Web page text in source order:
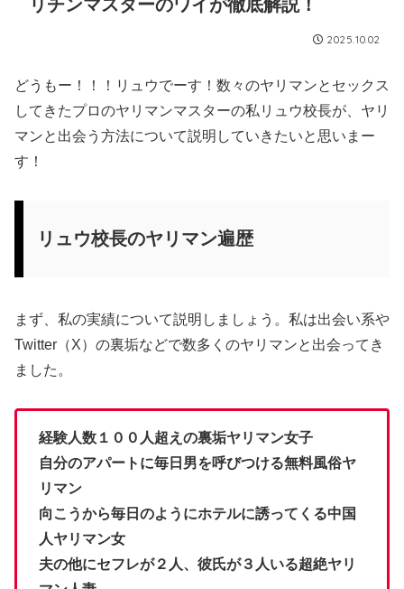
リチンマスターのワイが徹底解説！
2025.10.02
どうもー！！！リュウでーす！数々のヤリマンとセックス
してきたプロのヤリマンマスターの私リュウ校長が、ヤリ
マンと出会う方法について説明していきたいと思いまー
す！
リュウ校長のヤリマン遍歴
まず、私の実績について説明しましょう。私は出会い系や
Twitter（X）の裏垢などで数多くのヤリマンと出会ってき
ました。
経験人数１００人超えの裏垢ヤリマン女子
自分のアパートに毎日男を呼びつける無料風俗ヤ
リマン
向こうから毎日のようにホテルに誘ってくる中国
人ヤリマン女
夫の他にセフレが２人、彼氏が３人いる超絶ヤリ